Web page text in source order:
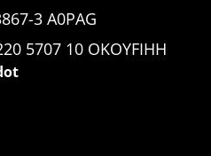
3 A0PAG
5707 10 OKOYFIHH